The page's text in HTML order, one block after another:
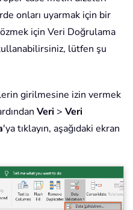
onları uyarmak için bir
için Veri Doğrulama
lütfen şu
girilmesine izin vermek
Veri > Veri
'ya tıklayın, aşağıdaki ekran